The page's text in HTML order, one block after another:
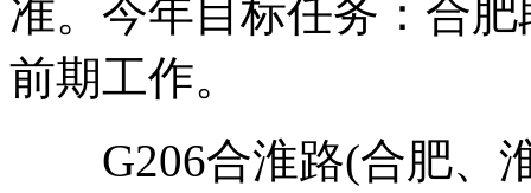
准。今年目标任务：合
前期工作。
G206合淮路(合肥、淮